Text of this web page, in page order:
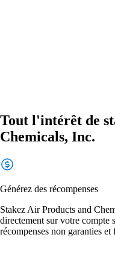
Tout l'intérêt de
Chemicals, Inc.
Générez des récompenses
Stakez Air Products and
directement sur votre compte
récompenses non garanties et